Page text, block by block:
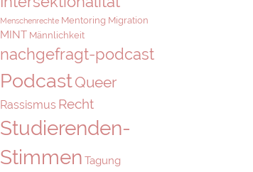
Menschenrechte Mentoring Migration
MINT Männlichkeit
nachgefragt-podcast
PodcastQueer
Rassismus Recht
Studierenden-
Stimmen Tagung